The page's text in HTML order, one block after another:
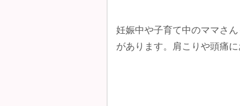
妊娠中や子育て中のママさ
があります。肩こりや頭痛